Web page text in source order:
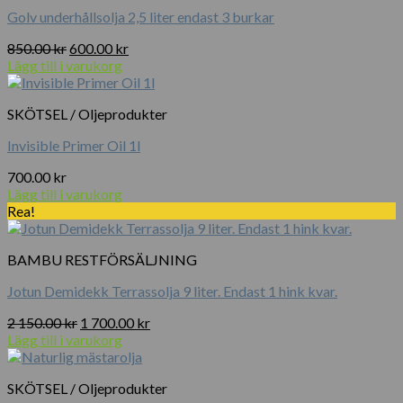
Golv underhållsolja 2,5 liter endast 3 burkar
850.00krDet
ursprungliga
priset
850.00 kr.
600.00 krDet
priset
600.00 kr.
Lägg till i varukorg
SKÖTSEL / Oljeprodukter
Invisible Primer Oil 1l
700.00 kr
Lägg till i varukorg
Rea!
BAMBU RESTFÖRSÄLJNING
Jotun Demidekk Terrassolja 9 liter. Endast 1 hink kvar.
2 150.00kr Det
ursprungliga
priset
2
1 700.00 krDet
1
Lägg till i varukorg
SKÖTSEL / Oljeprodukter